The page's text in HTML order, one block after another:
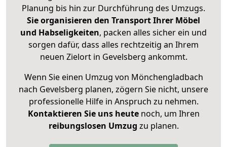
Planung bis hin zur Durchführung des Umzugs.
Sie organisieren den Transport Ihrer Möbel
und Habseligkeiten, packen alles sicher ein und
sorgen dafür, dass alles rechtzeitig an Ihrem
neuen Zielort in Gevelsberg ankommt.
Wenn Sie einen Umzug von Mönchengladbach
nach Gevelsberg planen, zögern Sie nicht, unsere
professionelle Hilfe in Anspruch zu nehmen.
Kontaktieren Sie uns heutenoch, um Ihren
reibungslosen Umzug zu planen.